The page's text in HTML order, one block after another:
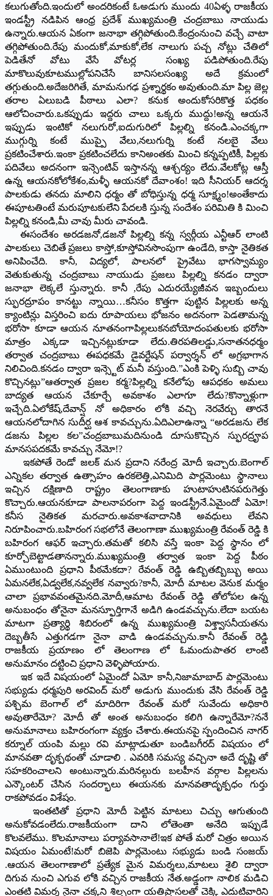
కలుగుతోంది.ఇందులో అందరికంటే ఓఅడుగు ముందు 40ఏళ్ళ రాజకీయ
ఇండస్ట్రీ నడిపిన ఆంధ్ర ప్రదేశ్ ముఖ్యమంత్రి చంద్రబాబు నాయుడు
ఉన్నారు.ఆయన ఏకంగా జనాభా తగ్గిపోతుంది.కేంద్రంనుంచి వచ్చే వాటా
తగ్గిపోతుంది.రేపు మందుకో,మాకుకో,లేక నాలుగు పచ్చ నోట్లు చేతిలో
పెడితేనో వోటు వేసే వోటర్ల సంఖ్య పడిపోతుంది.రేపు
మాకొలువుకూటముల్లోపనిచేసే బానిసలసంఖ్య అదే క్రమంలో
తగ్గుతుంది.అదేజరిగితే, మామనుగఢ ప్రశ్నార్థకం అవుతుంది.మా పిల్ల జెల్ల
తరాల ఏలుబడి పీఠాలు ఎలా? కనుక అందుకోసరికొత్త పధకం
ఆలోచించారు.ఒకప్పుడు ఇద్దరు చాలు ఒక్కరు ముద్దు!అన్న ఆయనే
ఇప్పుడు ఇంటికో నలుగురో,ఐదుగురిలో పిల్లల్ని కనండి.ఎంచక్కగా
ముగ్గుర్ని కంటే ముప్పై వేలు,నలుగుర్ని కంటే నలబై వేలు
ప్రకటించేశారు.ఇంకా ప్రకటించలేదు కానిఅంతకు మించి కన్నప్పటికీ, పిల్లకు
పదివేలు అదనంగా ఇన్సెంటివ్ ఇస్తానన్న ఆశ్చర్యం లేదు.వేలకోట్ల ఆస్తీ
ఉన్న ఆయనకోలోకేశం,మళ్ళీ ఆయనకో దేవాంశం! ఇది సీనియర్ ఆదర్శ
పాలకుడు తనదు మాలిని ధర్మం తో బోధిస్తున్న ధర్మ సూక్ష్మం!అంతేకాదు
ఈపూటతింటే మరుపూటకులేని పేదలకి స్తున్న సందేశం పరిమితి కి మించి
పిల్లల్ని కనండి,మీ చావు మీరు చావండి.
ఈసందేశం అరడజనో,డజనో పిల్లల్ని కన్న స్వర్గీయ ఎన్టీఆర్ లాంటి
పాలకులు చెబితే ప్రజలు కాస్తో,కూస్తోవినసొంపుగా ఉండేది, కాస్తా నైతికత
అనిపించేది. కానీ, విద్యలో, పాలనలో ప్రైవేటు భాగస్వామ్యం
వెతుకుతున్న చంద్రబాబు నాయుడు ప్రజలు పిల్లల్ని కనడం ద్వారా
జనాభా లెక్కలే స్తున్నారు. కానీ ,రేపు ఎదురయ్యేజీవన ఇబ్బందులు
స్ఫురద్రూపం కానట్టు న్నాయి…కనీసం కొత్తగా పుట్టిన పిల్లలకు అన్న
క్యాంటిన్లు విస్తరించి ఐదు రూపాయలు భోజనం అదనంగా పెడతామన్న
భరోసా కూడా ఆయన నూతనంగాపిల్లలుకనబోయోదంపతులకు భరోసా
మాత్రం ఎక్కడా ఇచ్చినట్లుకూడా లేదు.తిరపతిలడ్డు,సనాతనధర్మం
తర్వాత చంద్రబాబు ఈపధకమే డైవర్టేషన్ పర్వార్శన్ లో అగ్రభాగాన
నిలిచింది.కనడం ద్వారా ఇన్స్టెట్ మనీ వస్తుంది.”ఎంకి పెళ్ళి సుబ్బి చావు
కొచ్చినట్లు”ఆతర్వాత ప్రజల కర్మ?పిల్లల్ని కనేలోపు ఆపధకం అమలు
బాద్యత ఆయన చేకూర్చే అవకాశం ఎలాగూ లేదు?కొన్నాళ్లుగా
ఇచ్చేది.ఏలోకేష్,దేవాన్ష్ నో అధికారం లోకి వచ్చి నెరవేర్చు తారనే
ఆయనలోదాగిన సుదీర్ఘ ఆశ కావచ్చును.ఏదిఎలాఉన్నా “అరడజను లేక
డజను పిల్లల కల”చంద్రబాబుమదినుండి దూసుకొచ్చిన స్ఫురద్రౄప
మానసపదకమే కావచ్చు నేమో!?
ఇకపోతే రెండో జలక్ మన ప్రదాని నరేంద్ర మోదీ ఇచ్చారు.బెంగాల్
ఎన్నికల తర్వాత ఉత్సాహం ఉరకలెత్తి,ఎనిమిది పార్లమెంటు స్థానాలు
ఇచ్చిన దక్షిణాది రాష్ట్రం తెలంగాణాకు హుటాహుటినపరుగెత్తు
కొచ్చారు.ఆయనకూడా పాలనాపరంగా పెద్ద ఇండస్ట్రీనే.ఏమైందో ఏమో!
కనీస నైతికత మరచారు.అవకాశవాదానికి అవధులు లేవని
నిరూపించారు.బహిరంగ సభలోనే తెలంగాణా ముఖ్యమంత్రి రేవంత్ రెడ్డి కి
బహిరంగ ఆఫర్ ఇచ్చారు.తమతో కలిసి వస్తే ఇంకా పెద్ద స్థానం లో
కూర్చోబెట్టాడతానన్నారు.ముఖ్యమంత్రి తర్వాత ఇంకా పెద్ద పీఠం
ఏముంటుంది ప్రధాని పీఠమేకదా? రేవంత్ రెడ్డి ఉబ్బితబ్బిబ్బు అయి
ఏమనలేక,ఏడ్వలేక,నవ్వలేక నవ్వారు?కానీ, మోదీ మాటల వెనుక మర్మం
చాలా ప్రభావవంతమైనది.మోదీ,ఆమాట రేవంత్ రెడ్డి తోలోపల ఉన్న
అనుబంధం తోనైనా మనస్ఫూర్తిగానే అడిగి ఉండవచ్చును.లేదా బయట
మాటగా ప్రత్యార్థి శిబిరంలో ఉన్న ముఖ్యమంత్రి విశ్త్వాసనీయతను
దెబ్బతీసే ఎత్తుగడగా నైనా వాడి ఉండవచ్చును.కానీ రేవంత్ రెడ్డి
రాజకీయ ప్రయాణం లో తెలంగాణ లో ఓమందుపాతర లాంటి
అనుమానం దట్టించి ప్రధాని వెళ్ళిపోయారు.
ఇక ఇదే విషయంలో ఏమైందో ఏమో కానీ,నిజామాబాద్ పార్లమెంటు
సభ్యుడు ధర్మపురి అరవింద్ మరో అడుగు ముందుకు వేసి రేవంత్ రెడ్డి
పశ్చిమ బెంగాల్ లో మాదిరిగా రేవంత్ మరో సువేందు అధికారి
అవుతారేమో? మోదీ తో అంత అనుబంధం కలిగి ఉన్నారేమో?ననే
అనుమానాలు బహిరంగంగా వ్యక్తం చేశారు.ఈయనపై స్పందించిన నాగర్
కర్నూల్ యంపి మల్లు రవి మాట్లాడుతూ బండిబగీరద్ విషయం లో
మానవతా దృక్పథంతో చూడాలి . ఎవరికి సమస్య వచ్చినా అదే దృష్టి తో
సహకరించాలని అంటున్నారు.మరినల్గురు బలహీన వర్గాల పిల్లలను
ఎన్కౌంటర్ చేసిన సందర్భాలు ఈయనకు మానవతాదృక్పధం గుర్తు
రాకపోవడం విశేషం.
ఇంతటితో ప్రధాని మోదీ పెట్టిన మాటలు చిచ్చు ఆగుతుంది
అనుకోవడంలేదు.రాజకీయంగా దాని లోతెంతా అనేది ఇప్పుడే
కొలవలేము. కొలమానాలు పర్యావసానాలే!ఇక పోతే మరో చిత్రం అయిన
విషయం ఏమంటే!మరో బిజెపి పార్లమెంటు సభ్యుడు బండి సంజయ్
.ఆయన తెలంగాణాలో ప్రత్యేక మైన విమర్శలు,మాటలు శైలి ద్వారా
దిగువ నుంచి ఎగువ లోకి వచ్చిన రాజకీయ నేత.అడ్డంగా నాలిక మడిచి
ఎంతటి విమర్శ నైనా చక్కని శిల్పంగా యతిప్రాసలతో చెక్కి ఎదుటివారిని